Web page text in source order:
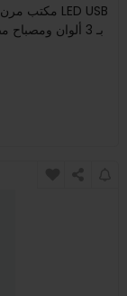
5X بـ 3 ألوان ومصباح مضيء وعدسة مكبرة للقراءة / إعادة العمل ب